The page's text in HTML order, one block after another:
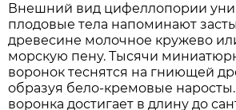
Внешний вид цифеллопории
плодовые тела напоминают
древесине молочное кружево
морскую пену. Тысячи
воронок теснятся на гниющей
образуя бело-кремовые наросты.
воронка достигает в длину до